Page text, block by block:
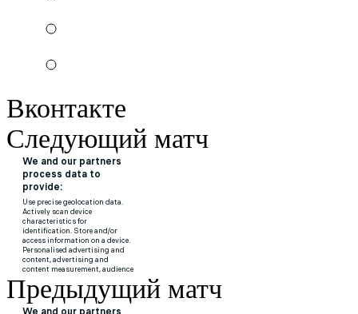
Вконтакте
Следующий матч
Предыдущий матч